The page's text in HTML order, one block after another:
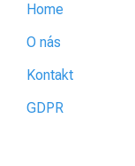
Home
O nás
Kontakt
GDPR